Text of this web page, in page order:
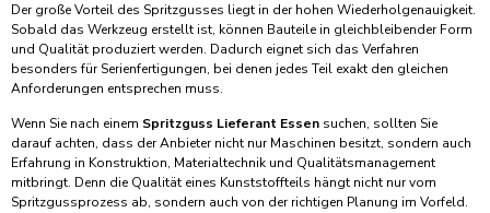
Der große Vorteil des Spritzgusses liegt in der hohen Wiederholgenauigkeit.
Sobald das Werkzeug erstellt ist, können Bauteile in gleichbleibender Form
und Qualität produziert werden. Dadurch eignet sich das Verfahren
besonders für Serienfertigungen, bei denen jedes Teil exakt den gleichen
Anforderungen entsprechen muss.
Wenn Sie nach einem Spritzguss Lieferant Essen suchen, sollten Sie
darauf achten, dass der Anbieter nicht nur Maschinen besitzt, sondern auch
Erfahrung in Konstruktion, Materialtechnik und Qualitätsmanagement
mitbringt. Denn die Qualität eines Kunststoffteils hängt nicht nur vom
Spritzgussprozess ab, sondern auch von der richtigen Planung im Vorfeld.